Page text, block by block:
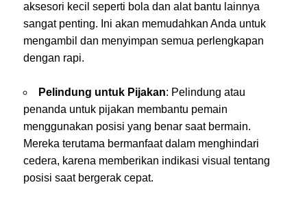
aksesori kecil seperti bola dan alat bantu lainnya
sangat penting. Ini akan memudahkan Anda untuk
mengambil dan menyimpan semua perlengkapan
dengan rapi.
Pelindung untuk Pijakan: Pelindung atau
penanda untuk pijakan membantu pemain
menggunakan posisi yang benar saat bermain.
Mereka terutama bermanfaat dalam menghindari
cedera, karena memberikan indikasi visual tentang
posisi saat bergerak cepat.